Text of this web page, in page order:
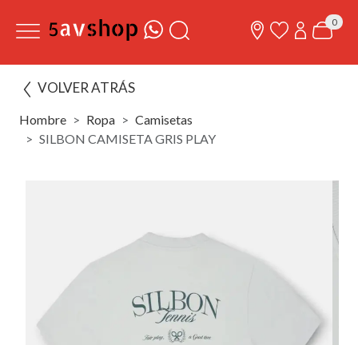
0
VOLVER ATRÁS
Hombre Ropa
Camisetas
SILBON CAMISETA GRIS PLAY